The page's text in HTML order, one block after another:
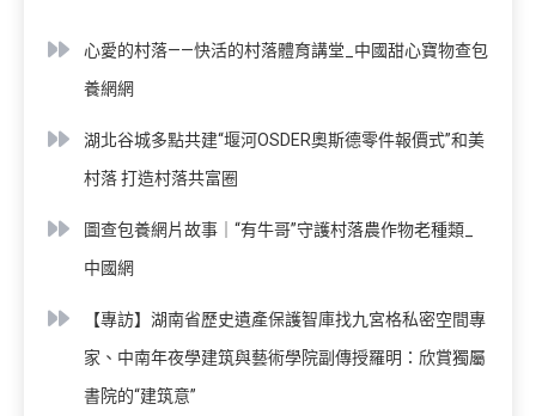
心愛的村落——快活的村落體育講堂_中國甜心寶物查包
養網網
湖北谷城多點共建“堰河OSDER奧斯德零件報價式”和美
村落 打造村落共富圈
圖查包養網片故事｜“有牛哥”守護村落農作物老種類_
中國網
【專訪】湖南省歷史遺產保護智庫找九宮格私密空間專
家、中南年夜學建筑與藝術學院副傳授羅明：欣賞獨屬
書院的“建筑意”